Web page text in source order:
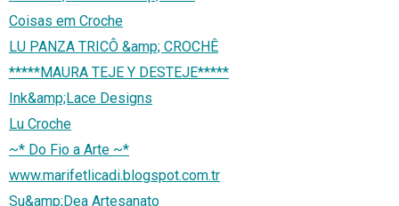
Coisas em Croche
LU PANZA TRICÔ &amp; CROCHÊ
*****MAURA TEJE Y DESTEJE*****
Ink&amp;Lace Designs
Lu Croche
~* Do Fio a Arte ~*
www.marifetlicadi.blogspot.com.tr
Su&amp;Dea Artesanato